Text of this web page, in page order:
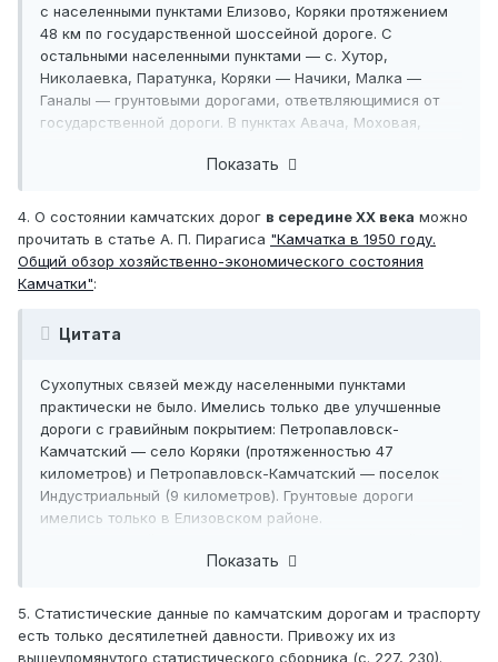
с населенными пунктами Елизово, Коряки протяжением
48 км по государственной шоссейной дороге. С
остальными населенными пунктами — с. Хутор,
Николаевка, Паратунка, Коряки — Начики, Малка —
Ганалы — грунтовыми дорогами, ответвляющимися от
государственной дороги. В пунктах Авача, Моховая,
сегодня протяженность 5,6 км, предположено к концу
пятилетки довести до 15 км, тем самым оборудовав все
основные улицы города.
В настоящее время тротуары имеются лишь на одной
Предположено за 5 лет отстроить 9 тыс. п. м тротуаров
Показать
4. О состоянии камчатских дорог в середине XX века можно
прочитать в статье А. П. Пирагиса "Камчатка в 1950 году.
Общий обзор хозяйственно-экономического состояния
Камчатки":
Цитата
Сухопутных связей между населенными пунктами
практически не было. Имелись только две улучшенные
дороги с гравийным покрытием: Петропавловск-
Камчатский — село Коряки (протяженностью 47
километров) и Петропавловск-Камчатский — поселок
Индустриальный (9 километров). Грунтовые дороги
имелись только в Елизовском районе.
них 69 легковых. Часть автотранспорта была
Показать
5. Статистические данные по камчатским дорогам и траспорту
есть только десятилетней давности. Привожу их из
вышеупомянутого статистического сборника (с. 227, 230).